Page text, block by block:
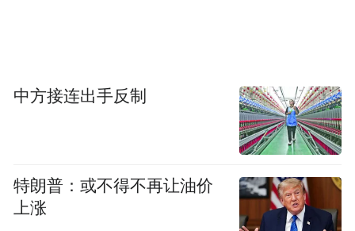
中方接连出手反制
特朗普：或不得不再让油价
上涨